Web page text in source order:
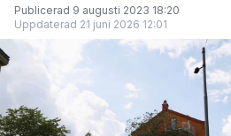
Publicerad 9 augusti 2023 18:20
Uppdaterad 21 juni 2026 12:01